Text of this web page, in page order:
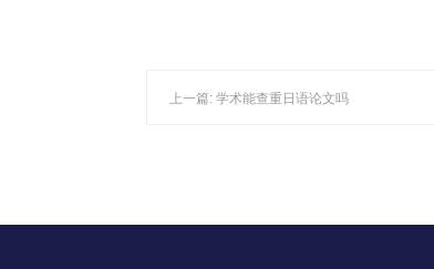
上一篇: 学术能查重日语论文吗